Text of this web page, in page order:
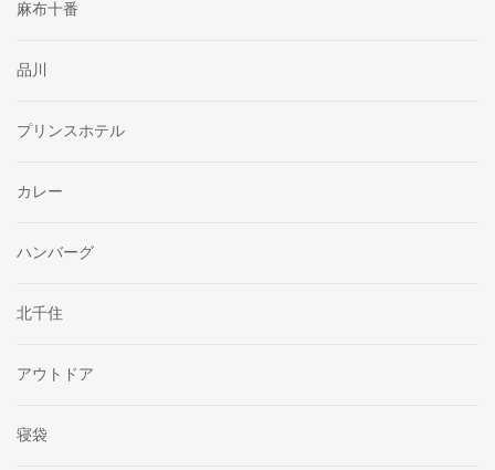
麻布十番
品川
プリンスホテル
カレー
ハンバーグ
北千住
アウトドア
寝袋